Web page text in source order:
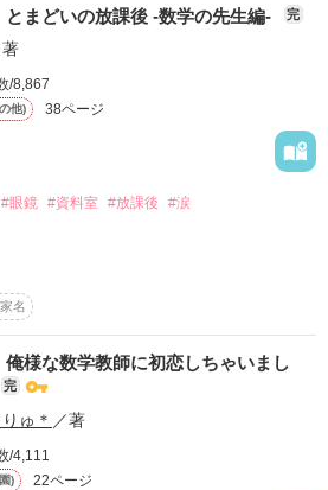
え）
と）
らいかな」
とまどいの放課後 -数学の先生編- 完
著
/8,867
他) 38ページ
#眼鏡 #資料室 #放課後 #涙
……
名
俺様な数学教師に初恋しちゃいまし
完
ゅ＊ ／著
/4,111
) 22ページ